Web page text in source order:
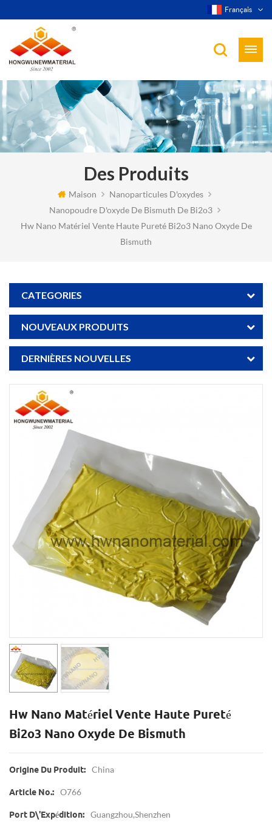
Français
Des Produits
Maison
Nanoparticules D'oxydes
Nanopoudre D'oxyde De Bismuth De Bi2o3
Hw Nano Matériel Vente Haute Pureté Bi2o3 Nano Oxyde De
Bismuth
CATEGORIES
NOUVEAUX PRODUITS
DERNIÈRES NOUVELLES
Hw Nano Matériel Vente Haute Pureté
Bi2o3 Nano Oxyde De Bismuth
Origine Du Produit: China
Article No.: O766
Port D\'expédition: Guangzhou,Shenzhen